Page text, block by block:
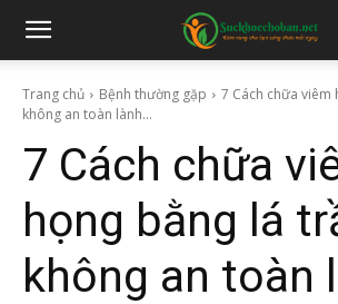
Trang chủ Bệnh thường gặp
7 Cách chữa viêm
không an toàn lành...
7 Cách chữa
họng bằng lá
không an toàn